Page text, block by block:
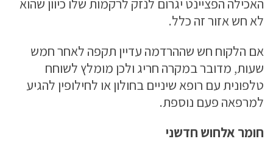
לא חש אזור זה כלל.
אם הלקוח חש שההרדמה עדיין תקפה לאחר חמש
שעות, מדובר במקרה חריג ולכן מומלץ לשוחח
טלפונית עם רופא שיניים בחולון או לחילופין להגיע
למרפאה פעם נוספת.
חומר אלחוש חדשני